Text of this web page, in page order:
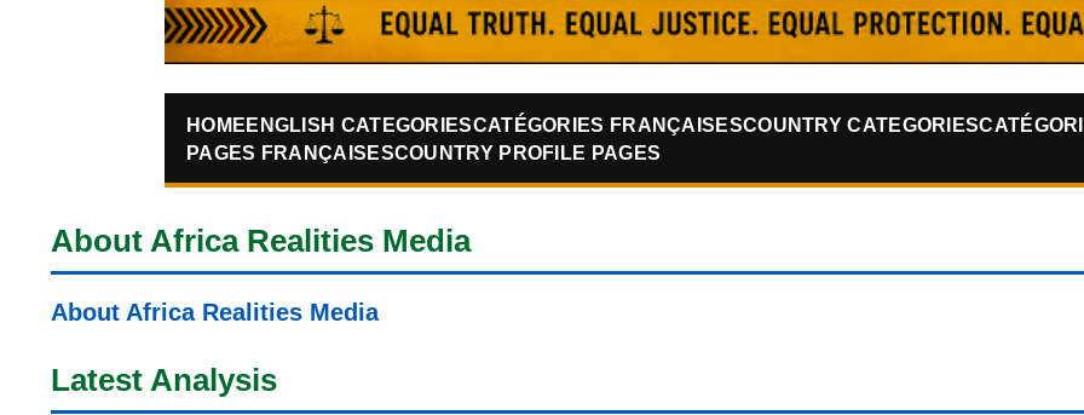
HOME ENGLISH CATEGORIESCATÉGORIES FRANÇAISESCOUNTRY CATEGORIES
PAGES FRANÇAISESCOUNTRY PROFILE PAGES
About Africa Realities Media
About Africa Realities Media
Latest Analysis